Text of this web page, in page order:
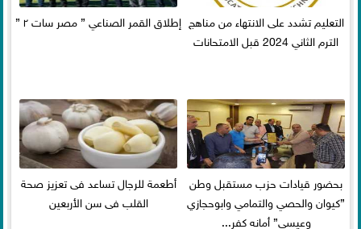
التعليم تشدد على الانتهاء من مناهج
الترم الثاني 2024 قبل الامتحانات
إطلاق القمر الصناعي ” مصر سات ٢ ”
بحضور قيادات حزب مستقبل وطن
”كيوان والحصي والتمامي وابوحجازي
وعيسي” أمانه كفر...
أطعمة للرجال تساعد فى تعزيز صحة
القلب فى سن الأربعين